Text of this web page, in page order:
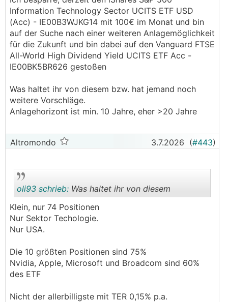
Information Technology Sector UCITS ETF USD
(Acc) - IE00B3WJKG14 mit 100€ im Monat und bin
auf der Suche nach einer weiteren Anlagemöglichkeit
für die Zukunft und bin dabei auf den Vanguard FTSE
All-World High Dividend Yield UCITS ETF Acc -
IE00BK5BR626 gestoßen
Was haltet ihr von diesem bzw. hat jemand noch
weitere Vorschläge.
Anlagehorizont ist min. 10 Jahre, eher >20 Jahre
Altromondo 3.7.2026 (#443)
oli93 schrieb: Was haltet ihr von diesem
Klein, nur 74 Positionen
Nur Sektor Techologie.
Nur USA.
Die 10 größten Positionen sind 75%
Nvidia, Apple, Microsoft und Broadcom sind 60%
des ETF
Nicht der allerbilligste mit TER 0,15% p.a.